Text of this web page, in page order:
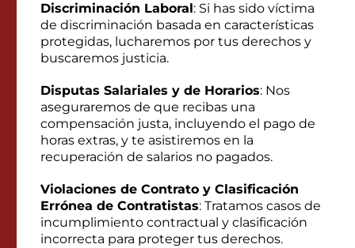
Discriminación Laboral: Si has sido víctima
de discriminación basada en características
protegidas, lucharemos por tus derechos y
buscaremos justicia.
Disputas Salariales y de Horarios: Nos
aseguraremos de que recibas una
compensación justa, incluyendo el pago de
horas extras, y te asistiremos en la
recuperación de salarios no pagados.
Violaciones de Contrato y Clasificación
Errónea de Contratistas: Tratamos casos de
incumplimiento contractual y clasificación
incorrecta para proteger tus derechos.